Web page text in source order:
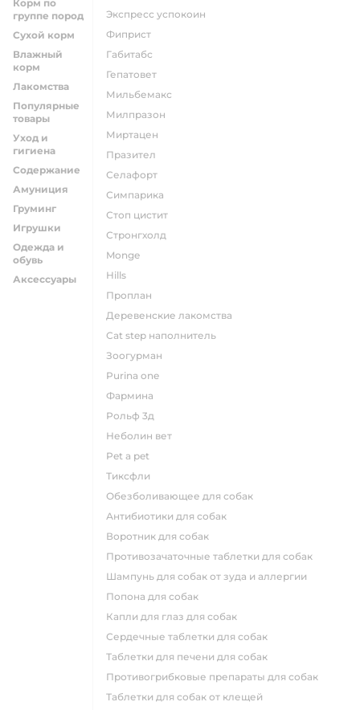
Корм по
группе пород
Сухой корм
Влажный
корм
Лакомства
Популярные
товары
Уход и
гигиена
Содержание
Амуниция
Груминг
Игрушки
Одежда и
обувь
Аксессуары
экспресс успокоин
фиприст
габитабс
гепатовет
мильбемакс
милпразон
миртацен
празител
селафорт
симпарика
стоп цистит
стронгхолд
monge
hills
проплан
деревенские лакомства
cat step наполнитель
зоогурман
purina one
фармина
рольф 3д
неболин вет
pet a pet
тиксфли
обезболивающее для собак
антибиотики для собак
воротник для собак
противозачаточные таблетки для собак
шампунь для собак от зуда и аллергии
попона для собак
капли для глаз для собак
сердечные таблетки для собак
таблетки для печени для собак
противогрибковые препараты для собак
таблетки для собак от клещей